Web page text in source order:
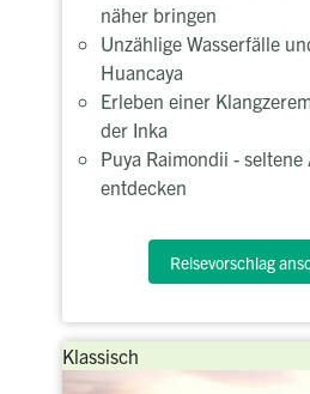
näher bringen
Unzählige Wasserfälle
Huancaya
Erleben einer
der Inka
Puya Raimondii -
entdecken
Reisevorschlag
Klassisch